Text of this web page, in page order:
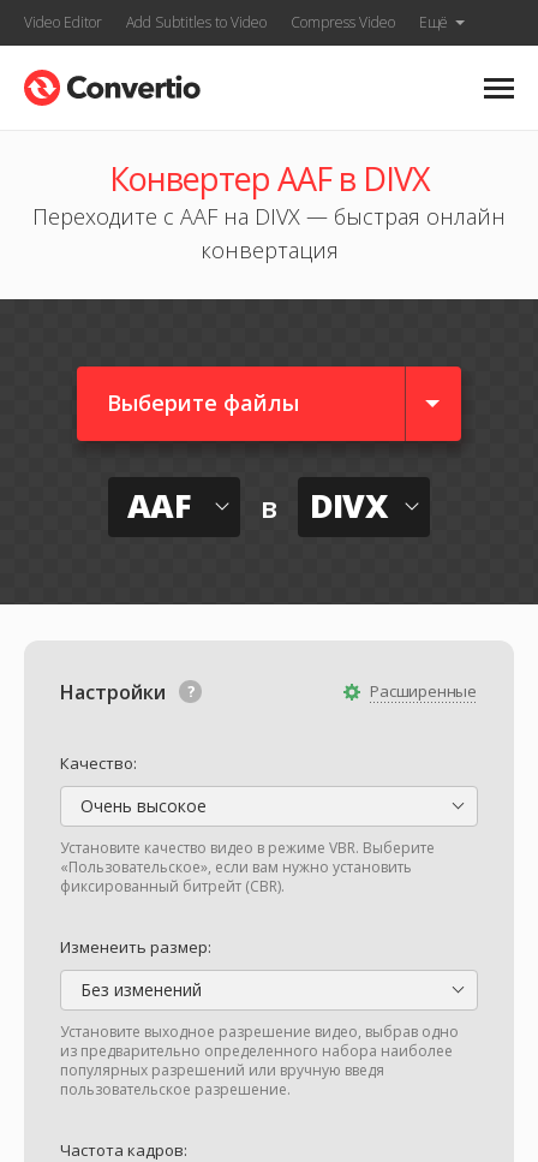
Video Editor Add Subtitles to Video Compress Video Ещё
Конвертер AAF в DIVX
Переходите с AAF на DIVX — быстрая онлайн
конвертация
Выберите файлы
AAF в DIVX
Расширенные
Настройки
Качество:
Очень высокое
Установите качество видео в режиме VBR. Выберите
«Пользовательское», если вам нужно установить
фиксированный битрейт (CBR).
Изменеить размер:
Без изменений
Установите выходное разрешение видео, выбрав одно
из предварительно определенного набора наиболее
популярных разрешений или вручную введя
пользовательское разрешение.
Частота кадров: